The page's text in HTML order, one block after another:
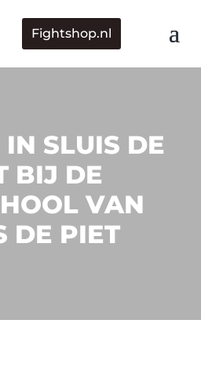
Fightshop.nl
SLUIS DE
BIJ DE
VAN
DE PIET